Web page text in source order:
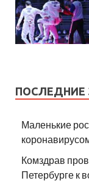
ПОСЛЕДНИЕ
Маленькие
Комздрав
Петербурге к